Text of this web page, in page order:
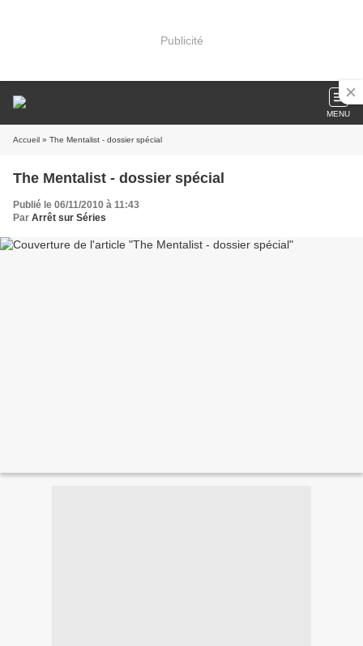
Publicité
MENU
Accueil » The Mentalist - dossier spécial
The Mentalist - dossier spécial
Publié le 06/11/2010 à 11:43
Par Arrêt sur Séries